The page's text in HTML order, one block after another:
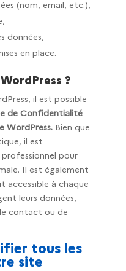
(nom, email, etc.),
données,
en place.
?
il est possible
de Confidentialité
WordPress.Bien que
il est
pour
Il est également
accessible à chaque
leurs données,
contact ou de
tous les
site